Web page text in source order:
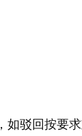
驳回按要